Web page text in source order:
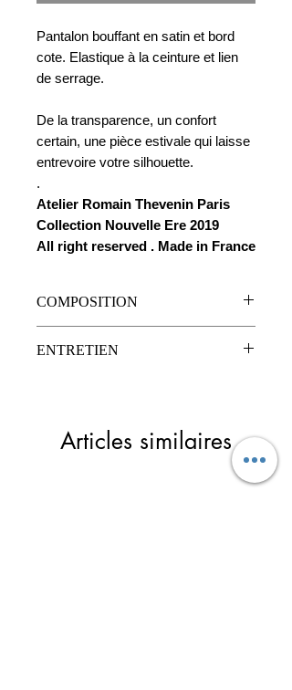
Pantalon bouffant en satin et bord
cote. Elastique à la ceinture et lien
de serrage.
De la transparence, un confort
certain, une pièce estivale qui laisse
entrevoire votre silhouette.
.
Atelier Romain Thevenin Paris
Collection Nouvelle Ere 2019
All right reserved . Made in France
COMPOSITION
Satin de cotton
ENTRETIEN
Articles similaires